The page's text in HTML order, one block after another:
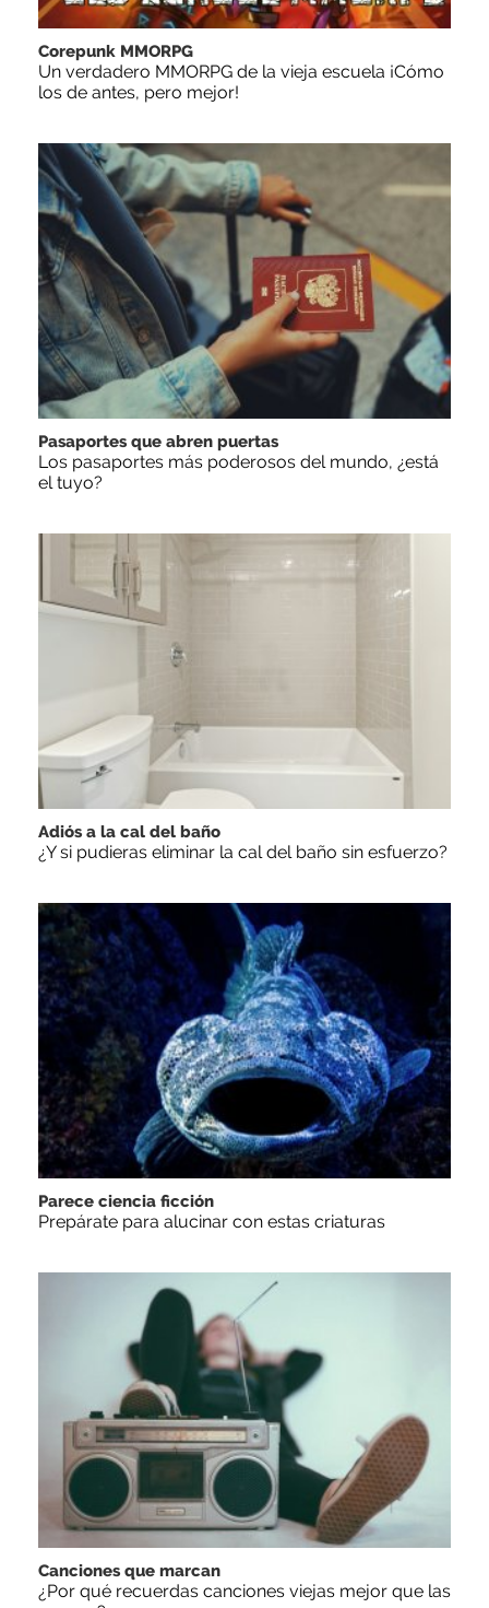
Corepunk MMORPG
Un verdadero MMORPG de la vieja escuela ¡Cómo
los de antes, pero mejor!
Pasaportes que abren puertas
Los pasaportes más poderosos del mundo, ¿está
el tuyo?
Adiós a la cal del baño
¿Y si pudieras eliminar la cal del baño sin esfuerzo?
Parece ciencia ficción
Prepárate para alucinar con estas criaturas
Canciones que marcan
¿Por qué recuerdas canciones viejas mejor que las